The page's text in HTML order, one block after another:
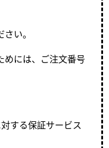
い。
には、ご注文番号
する保証サービス